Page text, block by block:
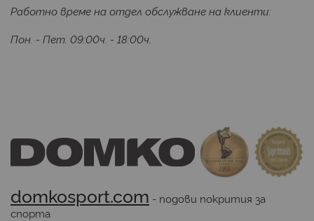
Работно време на отдел обслужване на клиенти:
Пон. - Пет. 09:00ч. - 18:00ч.
domkosport.com - подови покрития за
спорта